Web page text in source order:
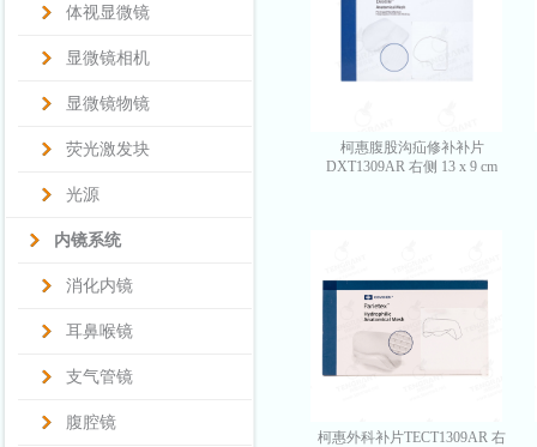
体视显微镜
显微镜相机
显微镜物镜
荧光激发块
光源
内镜系统
消化内镜
耳鼻喉镜
支气管镜
腹腔镜
柯惠腹股沟疝修补补片
DXT1309AR 右侧 13 x 9 cm
柯惠外科补片TECT1309AR 右